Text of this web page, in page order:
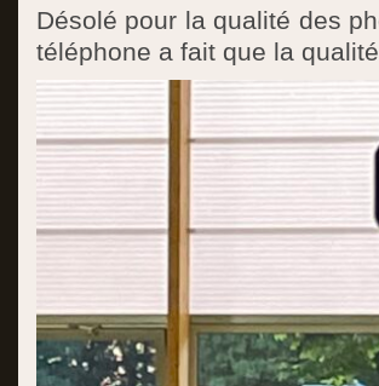
Désolé pour la qualité des
téléphone a fait que la